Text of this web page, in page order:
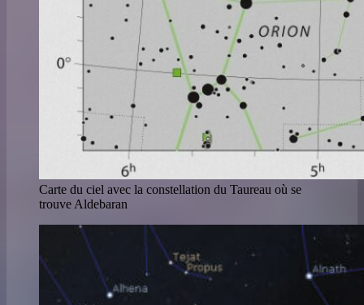
Carte du ciel avec la constellation du Taureau où se
trouve Aldebaran